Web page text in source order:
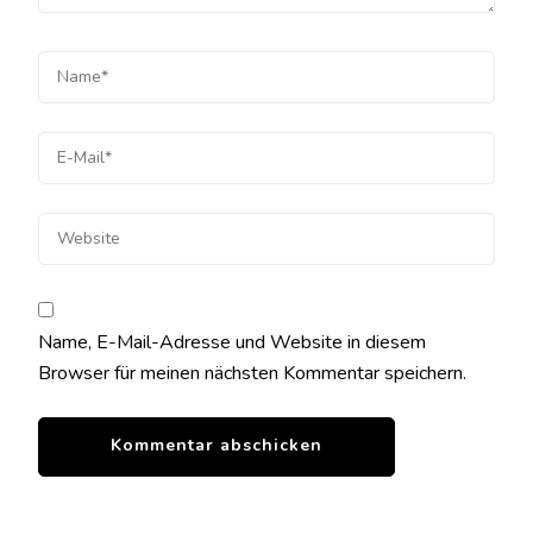
Name, E-Mail-Adresse und Website in diesem
Browser für meinen nächsten Kommentar speichern.